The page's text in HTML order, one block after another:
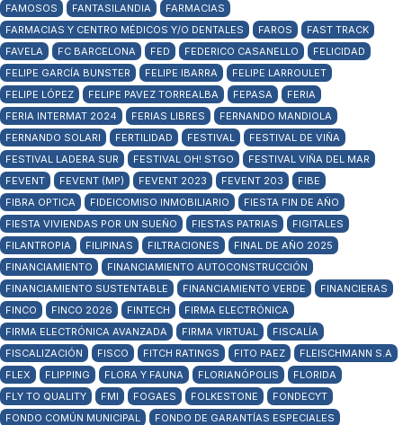
FAMOSOS
FANTASILANDIA
FARMACIAS
FARMACIAS Y CENTRO MÉDICOS Y/O DENTALES
FAROS
FAST TRACK
FAVELA
FC BARCELONA FED FEDERICO CASANELLO
FELICIDAD
FELIPE GARCÍA BUNSTER
FELIPE IBARRA
FELIPE LARROULET
FELIPE LÓPEZ
FELIPE PAVEZ TORREALBA FEPASA
FERIA
FERIA INTERMAT 2024
FERIAS LIBRES
FERNANDO MANDIOLA
FERNANDO SOLARI
FERTILIDAD FESTIVAL
FESTIVAL DE VIÑA
FESTIVAL LADERA SUR
FESTIVAL OH! STGO
FESTIVAL VIÑA DEL MAR
FEVENT
FEVENT (MP) FEVENT 2023 FEVENT 203
FIBE
FIBRA OPTICA
FIDEICOMISO INMOBILIARIO
FIESTA FIN DE AÑO
FIESTA VIVIENDAS POR UN SUEÑO
FIESTAS PATRIAS
FIGITALES
FILANTROPIA
FILIPINAS FILTRACIONES
FINAL DE AÑO 2025
FINANCIAMIENTO
FINANCIAMIENTO AUTOCONSTRUCCIÓN
FINANCIAMIENTO SUSTENTABLE
FINANCIAMIENTO VERDE
FINANCIERAS
FINCO
FINCO 2026 FINTECH
FIRMA ELECTRÓNICA
FIRMA ELECTRÓNICA AVANZADA
FIRMA VIRTUAL
FISCALÍA
FISCALIZACIÓN
FISCO FITCH RATINGS FITO PAEZ
FLEISCHMANN S.A
FLEX
FLIPPING FLORA Y FAUNA FLORIANÓPOLIS
FLORIDA
FLY TO QUALITY
FMI FOGAES FOLKESTONE
FONDECYT
FONDO COMÚN MUNICIPAL
FONDO DE GARANTÍAS ESPECIALES